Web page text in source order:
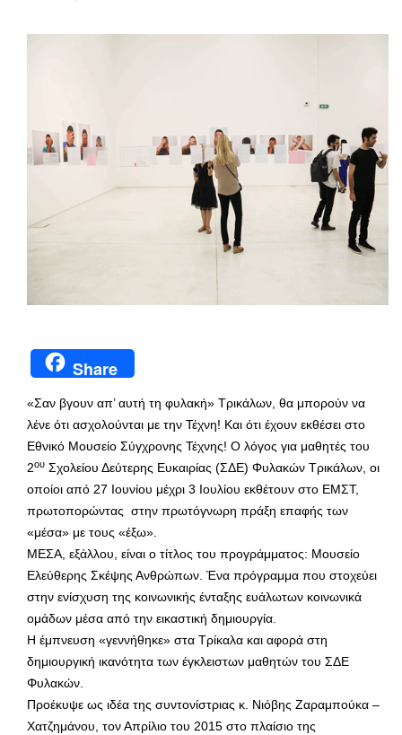
Share
«Σαν βγουν απ’ αυτή τη φυλακή» Τρικάλων, θα μπορούν να
λένε ότι ασχολούνται με την Τέχνη! Και ότι έχουν εκθέσει στο
Εθνικό Μουσείο Σύγχρονης Τέχνης! Ο λόγος για μαθητές του
2ου Σχολείου Δεύτερης Ευκαιρίας (ΣΔΕ) Φυλακών Τρικάλων, οι
οποίοι από 27 Ιουνίου μέχρι 3 Ιουλίου εκθέτουν στο ΕΜΣΤ,
πρωτοπορώντας στην πρωτόγνωρη πράξη επαφής των
«μέσα» με τους «έξω».
ΜΕΣΑ, εξάλλου, είναι ο τίτλος του προγράμματος: Μουσείο
Ελεύθερης Σκέψης Ανθρώπων. Ένα πρόγραμμα που στοχεύει
στην ενίσχυση της κοινωνικής ένταξης ευάλωτων κοινωνικά
ομάδων μέσα από την εικαστική δημιουργία.
Η έμπνευση «γεννήθηκε» στα Τρίκαλα και αφορά στη
δημιουργική ικανότητα των έγκλειστων μαθητών του ΣΔΕ
Φυλακών.
Προέκυψε ως ιδέα της συντονίστριας κ. Νιόβης Ζαραμπούκα –
Χατζημάνου, τον Απρίλιο του 2015 στο πλαίσιο της